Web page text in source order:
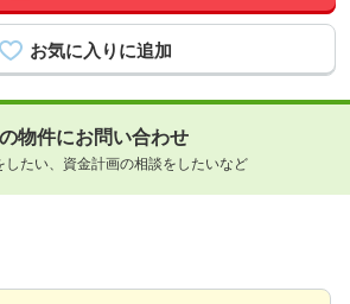
物件にお問い合わせ
したい、資金計画の相談をしたいなど